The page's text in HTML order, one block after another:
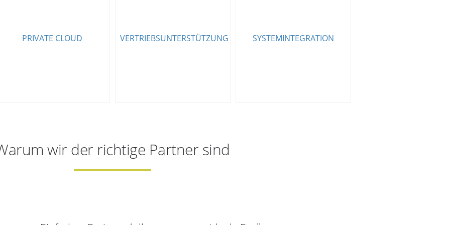
PRIVATE CLOUD
ohne Installation von jedem
VERTRIEBSUNTERSTÜTZUNG
Unterstützung beim Vertrieb
SYSTEMINTEGRATION
Kompatibel mit jedem Lohn-
wir der richtige Partner sind